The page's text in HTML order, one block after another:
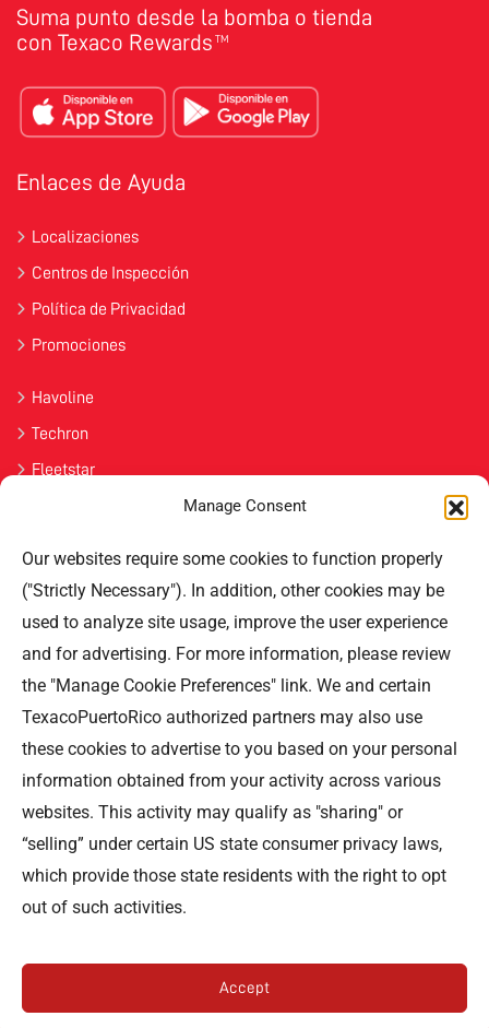
Manage Consent
Our websites require some cookies to function properly
("Strictly Necessary"). In addition, other cookies may be
used to analyze site usage, improve the user experience
and for advertising. For more information, please review
the "Manage Cookie Preferences" link. We and certain
TexacoPuertoRico authorized partners may also use
these cookies to advertise to you based on your personal
information obtained from your activity across various
websites. This activity may qualify as "sharing" or
“selling” under certain US state consumer privacy laws,
which provide those state residents with the right to opt
out of such activities.
Accept
Suma punto desde la bomba o tienda
con Texaco Rewards TM
Enlaces de Ayuda
Localizaciones
Centros de Inspección
Política de Privacidad
Promociones
Havoline
Techron
Fleetstar
Contáctenos
Professional Offices Park 996
San Roberto Street 5th Floor Tower III,
San Juan PR 00926
Teléfono: (787) 705-5307
©TEXACO, el logotipo de Texaco, TECHRON, StarMart,
Rewards, Fleet Star, son marcas registradas de Chevron
Intellectual Property LLC y son utilizadas bajo la